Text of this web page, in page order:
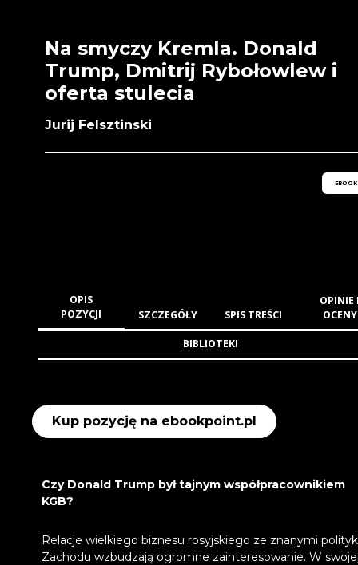
Na smyczy Kremla. Donald
Trump, Dmitrij Rybołowlew i
oferta stulecia
Jurij Felsztinski
EBOOK
OPIS
POZYCJI
SZCZEGÓŁY SPIS TREŚCI
OPINIE
OCENY
BIBLIOTEKI
Kup pozycję na ebookpoint.pl
Czy Donald Trump był tajnym współpracownikiem
KGB?
Relacje wielkiego biznesu rosyjskiego ze znanymi
Zachodu wzbudzają ogromne zainteresowanie. W